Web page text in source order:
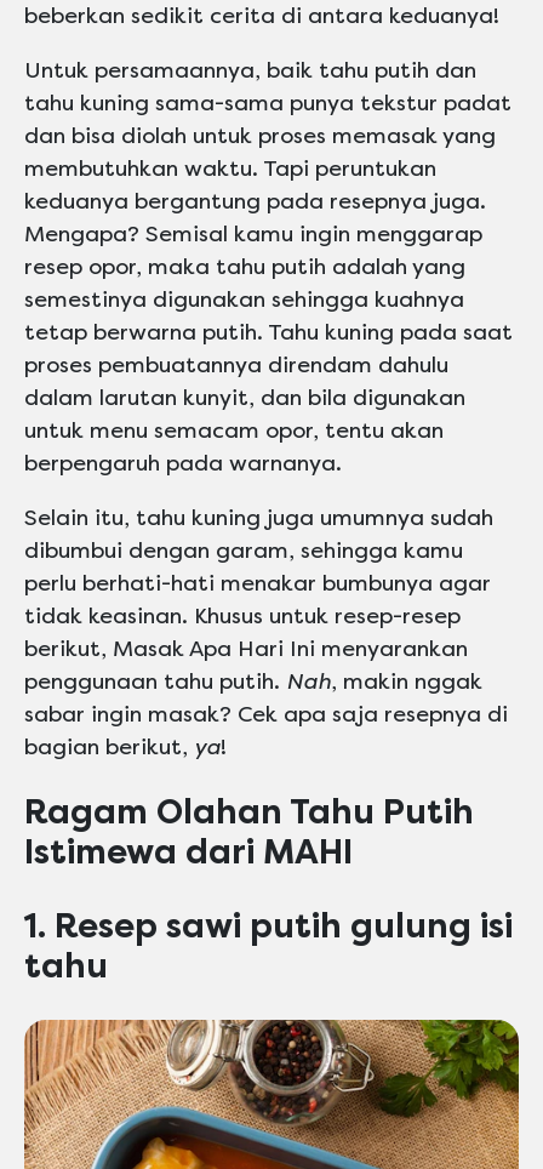
beberkan sedikit cerita di antara keduanya!
Untuk persamaannya, baik tahu putih dan
tahu kuning sama-sama punya tekstur padat
dan bisa diolah untuk proses memasak yang
membutuhkan waktu. Tapi peruntukan
keduanya bergantung pada resepnya juga.
Mengapa? Semisal kamu ingin menggarap
resep opor, maka tahu putih adalah yang
semestinya digunakan sehingga kuahnya
tetap berwarna putih. Tahu kuning pada saat
proses pembuatannya direndam dahulu
dalam larutan kunyit, dan bila digunakan
untuk menu semacam opor, tentu akan
berpengaruh pada warnanya.
Selain itu, tahu kuning juga umumnya sudah
dibumbui dengan garam, sehingga kamu
perlu berhati-hati menakar bumbunya agar
tidak keasinan. Khusus untuk resep-resep
berikut, Masak Apa Hari Ini menyarankan
penggunaan tahu putih. Nah, makin nggak
sabar ingin masak? Cek apa saja resepnya di
bagian berikut, ya!
Ragam Olahan Tahu Putih
Istimewa dari MAHI
1. Resep sawi putih gulung isi
tahu